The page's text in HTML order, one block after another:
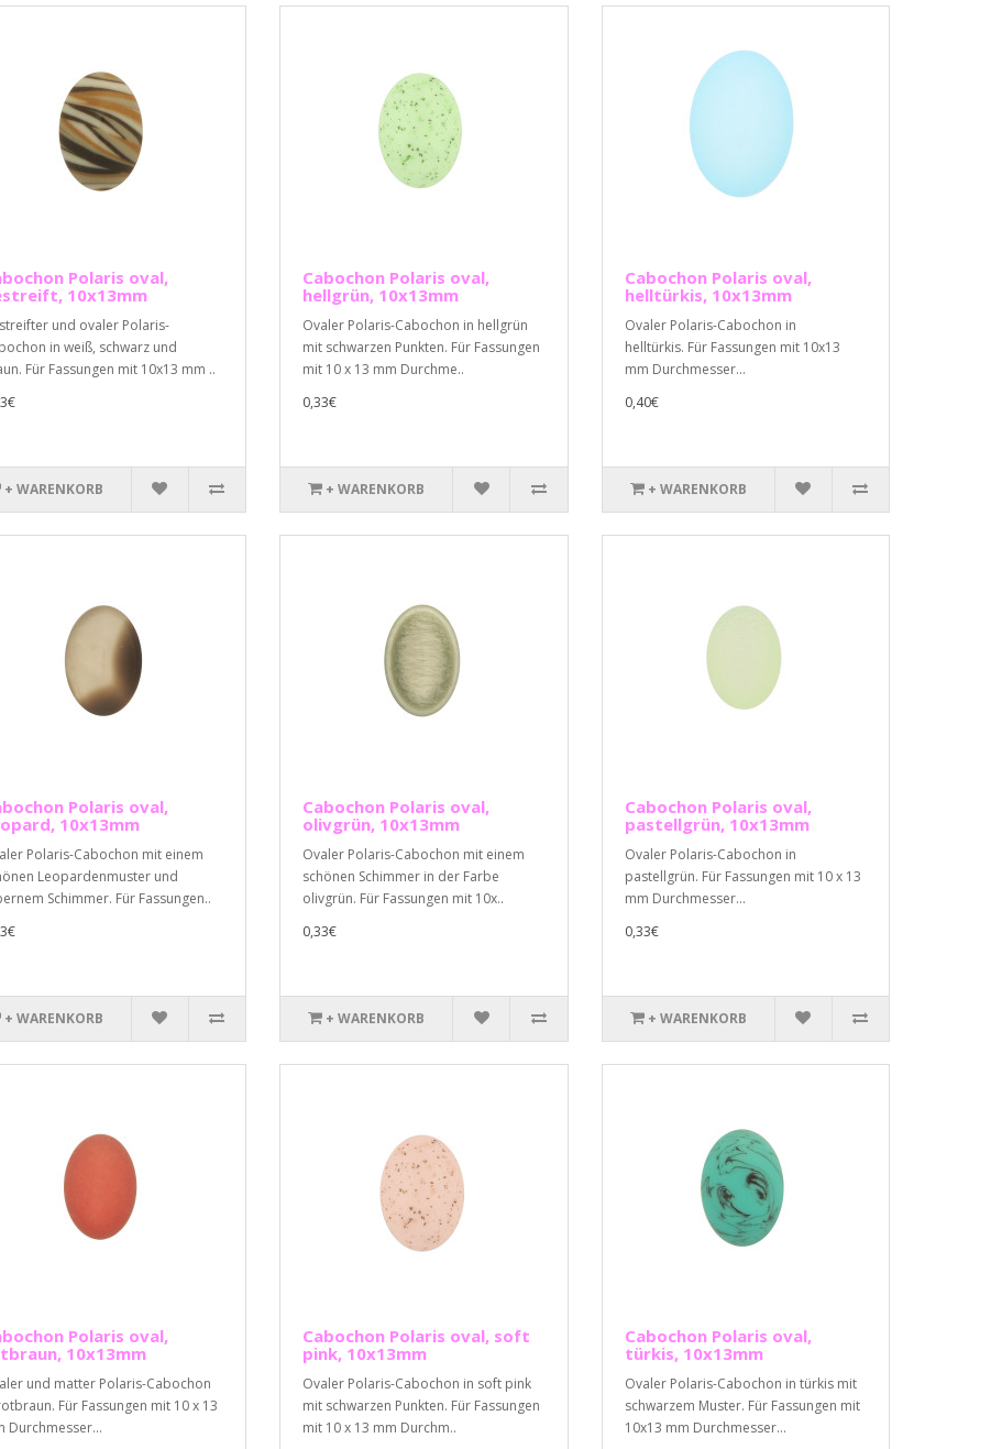
Polaris oval,
10x13mm
und ovaler Polaris-
in weiß, schwarz und
Für Fassungen mit 10x13 mm ..
+ WARENKORB
Cabochon Polaris oval,
hellgrün, 10x13mm
Ovaler Polaris-Cabochon in hellgrün
mit schwarzen Punkten. Für Fassungen
mit 10 x 13 mm Durchme..
0,33€
+ WARENKORB
Cabochon Polaris oval,
helltürkis, 10x13mm
Ovaler Polaris-Cabochon in
helltürkis. Für Fassungen mit 10x13
mm Durchmesser...
0,40€
+ WARENKORB
Polaris oval,
10x13mm
Polaris-Cabochon mit einem
Leopardenmuster und
Schimmer. Für Fassungen..
+ WARENKORB
Cabochon Polaris oval,
olivgrün, 10x13mm
Ovaler Polaris-Cabochon mit einem
schönen Schimmer in der Farbe
olivgrün. Für Fassungen mit 10x..
0,33€
+ WARENKORB
Cabochon Polaris oval,
pastellgrün, 10x13mm
Ovaler Polaris-Cabochon in
pastellgrün. Für Fassungen mit 10 x 13
mm Durchmesser...
0,33€
+ WARENKORB
Polaris oval,
10x13mm
und matter Polaris-Cabochon
Für Fassungen mit 10 x 13
Durchmesser...
Cabochon Polaris oval, soft
pink, 10x13mm
Ovaler Polaris-Cabochon in soft pink
mit schwarzen Punkten. Für Fassungen
mit 10 x 13 mm Durchm..
Cabochon Polaris oval,
türkis, 10x13mm
Ovaler Polaris-Cabochon in türkis mit
schwarzem Muster. Für Fassungen mit
10x13 mm Durchmesser...